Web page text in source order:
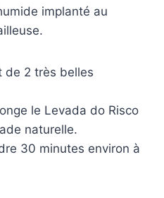
implanté au
de 2 très belles
le Levada do Risco
naturelle.
30 minutes environ à